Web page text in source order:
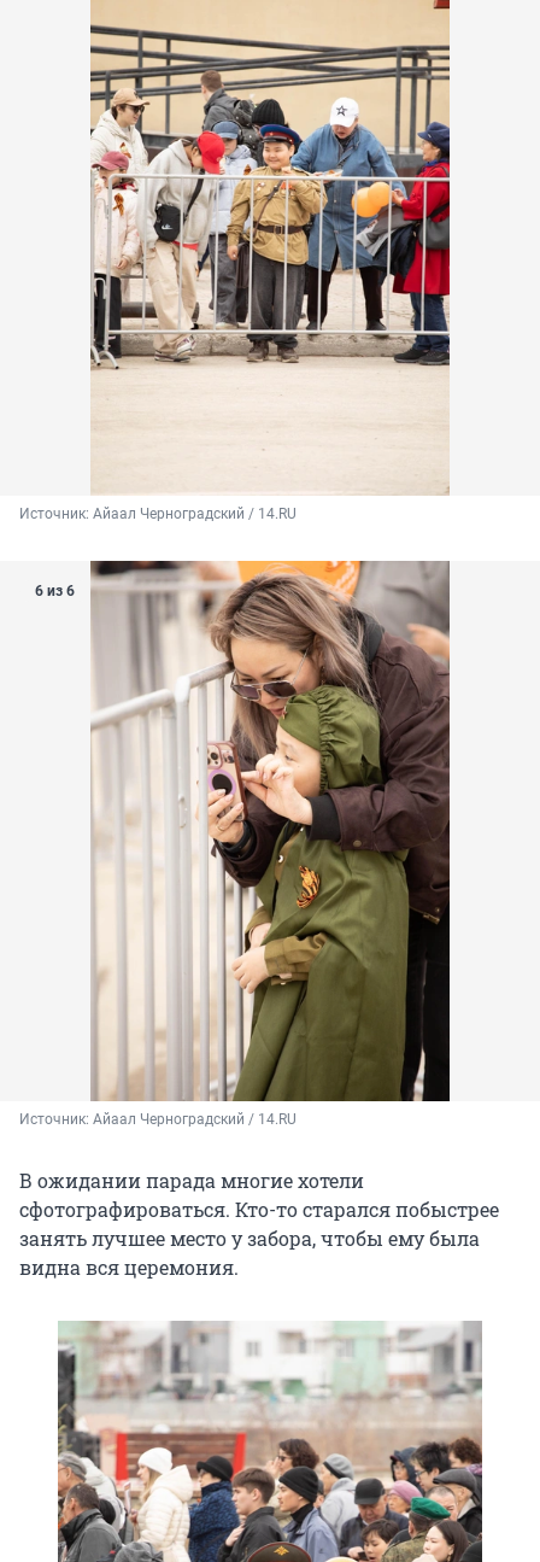
Источник: Айаал Черноградский / 14.RU
6 из 6
Источник: Айаал Черноградский / 14.RU
В ожидании парада многие хотели
сфотографироваться. Кто-то старался побыстрее
занять лучшее место у забора, чтобы ему была
видна вся церемония.